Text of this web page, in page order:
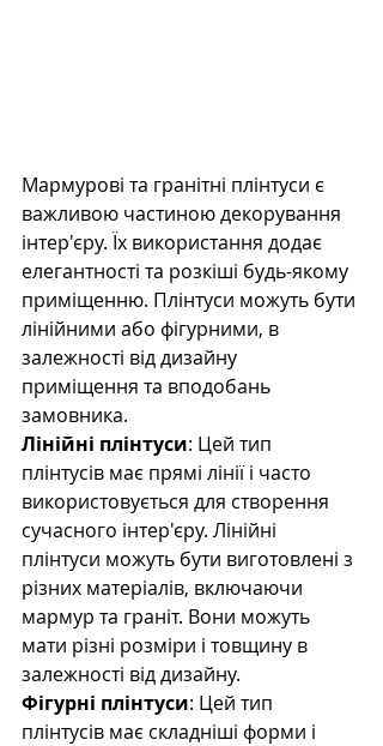
Мармурові та гранітні плінтуси є
важливою частиною декорування
інтер'єру. Їх використання додає
елегантності та розкіші будь-якому
приміщенню. Плінтуси можуть бути
лінійними або фігурними, в
залежності від дизайну
приміщення та вподобань
замовника.
Лінійні плінтуси: Цей тип
плінтусів має прямі лінії і часто
використовується для створення
сучасного інтер'єру. Лінійні
плінтуси можуть бути виготовлені з
різних матеріалів, включаючи
мармур та граніт. Вони можуть
мати різні розміри і товщину в
залежності від дизайну.
Фігурні плінтуси: Цей тип
плінтусів має складніші форми і